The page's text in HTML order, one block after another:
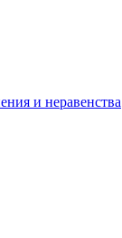
и неравенства